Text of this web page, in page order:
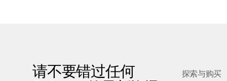
请不要错过任何
探索与购买